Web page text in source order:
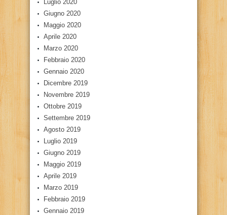
Luglio 2020
Giugno 2020
Maggio 2020
Aprile 2020
Marzo 2020
Febbraio 2020
Gennaio 2020
Dicembre 2019
Novembre 2019
Ottobre 2019
Settembre 2019
Agosto 2019
Luglio 2019
Giugno 2019
Maggio 2019
Aprile 2019
Marzo 2019
Febbraio 2019
Gennaio 2019